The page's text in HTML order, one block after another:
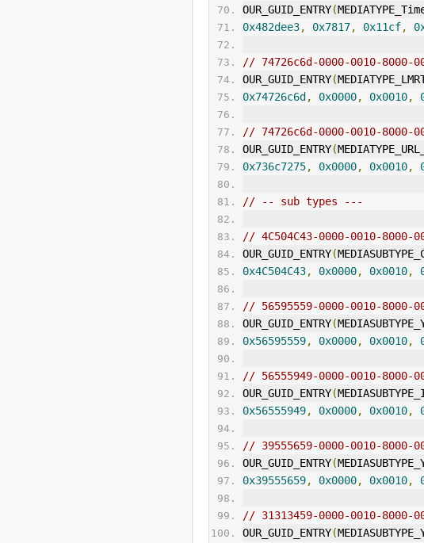
OUR_GUID_ENTRY(
0x482dee3, 0x7817, 0x11cf,
// 74726c6d-0000-0010-8000-
OUR_GUID_ENTRY(
0x74726c6d , 0x0000, 0x0010,
// 74726c6d-0000-0010-8000-
OUR_GUID_ENTRY(
0x736c7275, 0x0000, 0x0010,
// -- sub types ---
// 4C504C43-0000-0010-8000-
OUR_GUID_ENTRY(
0x4C504C43, 0x0000, 0x0010,
// 56595559-0000-0010-8000-
OUR_GUID_ENTRY(
0x56595559, 0x0000, 0x0010,
// 56555949-0000-0010-8000-
OUR_GUID_ENTRY(
0x56555949, 0x0000, 0x0010,
// 39555659-0000-0010-8000-
OUR_GUID_ENTRY(
0x39555659, 0x0000, 0x0010,
// 31313459-0000-0010-8000-
OUR_GUID_ENTRY(